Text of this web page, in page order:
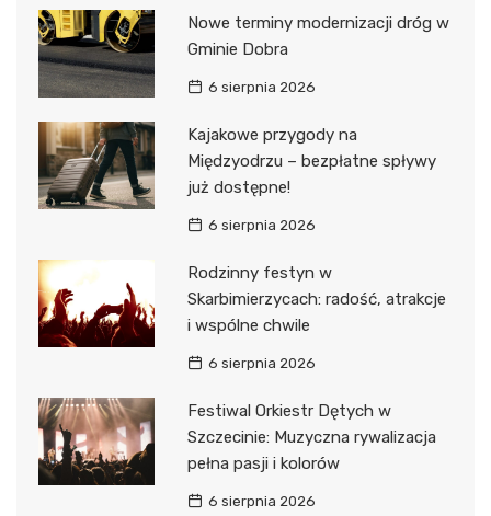
Nowe terminy modernizacji dróg w
Gminie Dobra
6 sierpnia 2026
Kajakowe przygody na
Międzyodrzu – bezpłatne spływy
już dostępne!
6 sierpnia 2026
Rodzinny festyn w
Skarbimierzycach: radość, atrakcje
i wspólne chwile
6 sierpnia 2026
Festiwal Orkiestr Dętych w
Szczecinie: Muzyczna rywalizacja
pełna pasji i kolorów
6 sierpnia 2026